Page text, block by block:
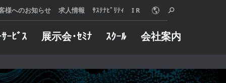
様へのお知らせ 求人情報 ｻｽﾃﾅﾋﾞﾘﾃｨ I R
Online
ｰﾋﾞｽ
サービス
展示会･ｾﾐﾅ ｽｸｰﾙ 会社案内